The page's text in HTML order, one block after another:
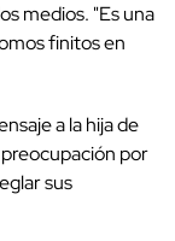
medios. "Es una
finitos en
a la hija de
por
sus